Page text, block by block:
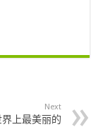
Next
上最美丽的